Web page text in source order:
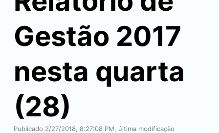
Gestão 2017
nesta quarta
(28)
Publicado 2/27/2018, 8:27:08 PM, última modificação